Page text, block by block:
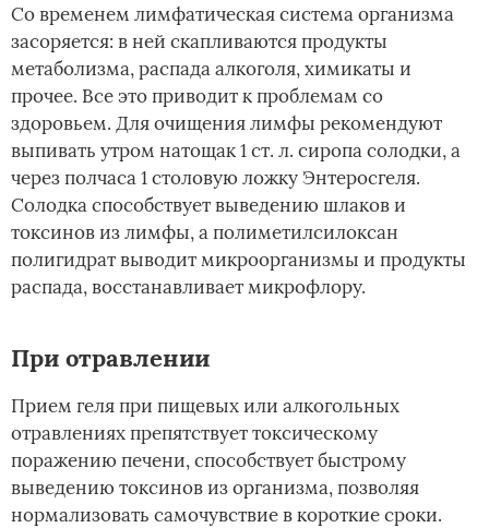
Со временем лимфатическая система организма
засоряется: в ней скапливаются продукты
метаболизма, распада алкоголя, химикаты и
прочее. Все это приводит к проблемам со
здоровьем. Для очищения лимфы рекомендуют
выпивать утром натощак 1 ст. л. сиропа солодки, а
через полчаса 1 столовую ложку Энтеросгеля.
Солодка способствует выведению шлаков и
токсинов из лимфы, а полиметилсилоксан
полигидрат выводит микроорганизмы и продукты
распада, восстанавливает микрофлору.
При отравлении
Прием геля при пищевых или алкогольных
отравлениях препятствует токсическому
поражению печени, способствует быстрому
выведению токсинов из организма, позволяя
нормализовать самочувствие в короткие сроки.